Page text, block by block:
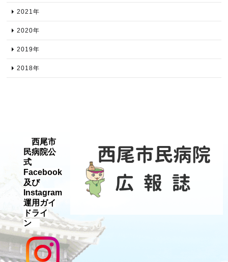
2021年​
2020年​
2019年​
2018年​
西尾市
民病院公
式
Facebook
及び
Instagram
運用ガイ
ドライ
ン